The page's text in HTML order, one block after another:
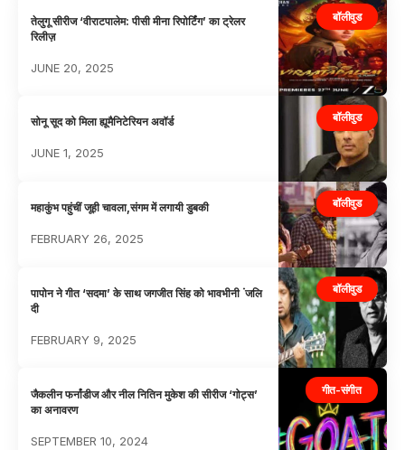
बॉलीवुड
तेलुगू सीरीज ‘वीराटपालेम: पीसी मीना रिपोर्टिंग’ का ट्रेलर
रिलीज़
JUNE 20, 2025
बॉलीवुड
सोनू सूद को मिला ह्यूमैनिटेरियन अवॉर्ड
JUNE 1, 2025
बॉलीवुड
महाकुंभ पहुंचीं जूही चावला,संगम में लगायी डुबकी
FEBRUARY 26, 2025
बॉलीवुड
पापोन ने गीत ‘सदमा’ के साथ जगजीत सिंह को भावभीनी ंजलि
दी
FEBRUARY 9, 2025
गीत-संगीत
जैकलीन फर्नांडीज और नील नितिन मुकेश की सीरीज ‘गोट्स’
का अनावरण
SEPTEMBER 10, 2024